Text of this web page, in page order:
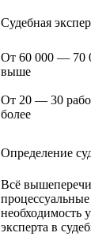
Судебная
От 60 000 — 70
выше
От 20 — 30
более
Определение
Всё
необходимость
эксперта в